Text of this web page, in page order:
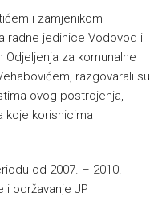
i zamjenikom
radne jedinice Vodovod i
Odjeljenja za komunalne
razgovarali su
ovog postrojenja,
koje korisnicima
od 2007. – 2010.
i održavanje JP